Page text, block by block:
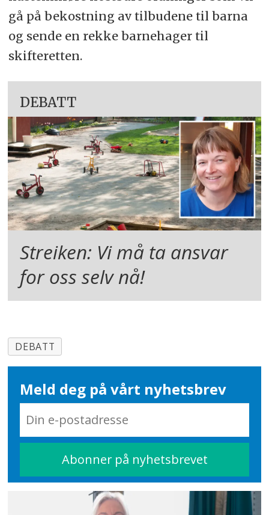
gå på bekostning av tilbudene til barna
og sende en rekke barnehager til
skifteretten.
DEBATT
Streiken: Vi må ta ansvar
for oss selv nå!
DEBATT
Meld deg på vårt nyhetsbrev